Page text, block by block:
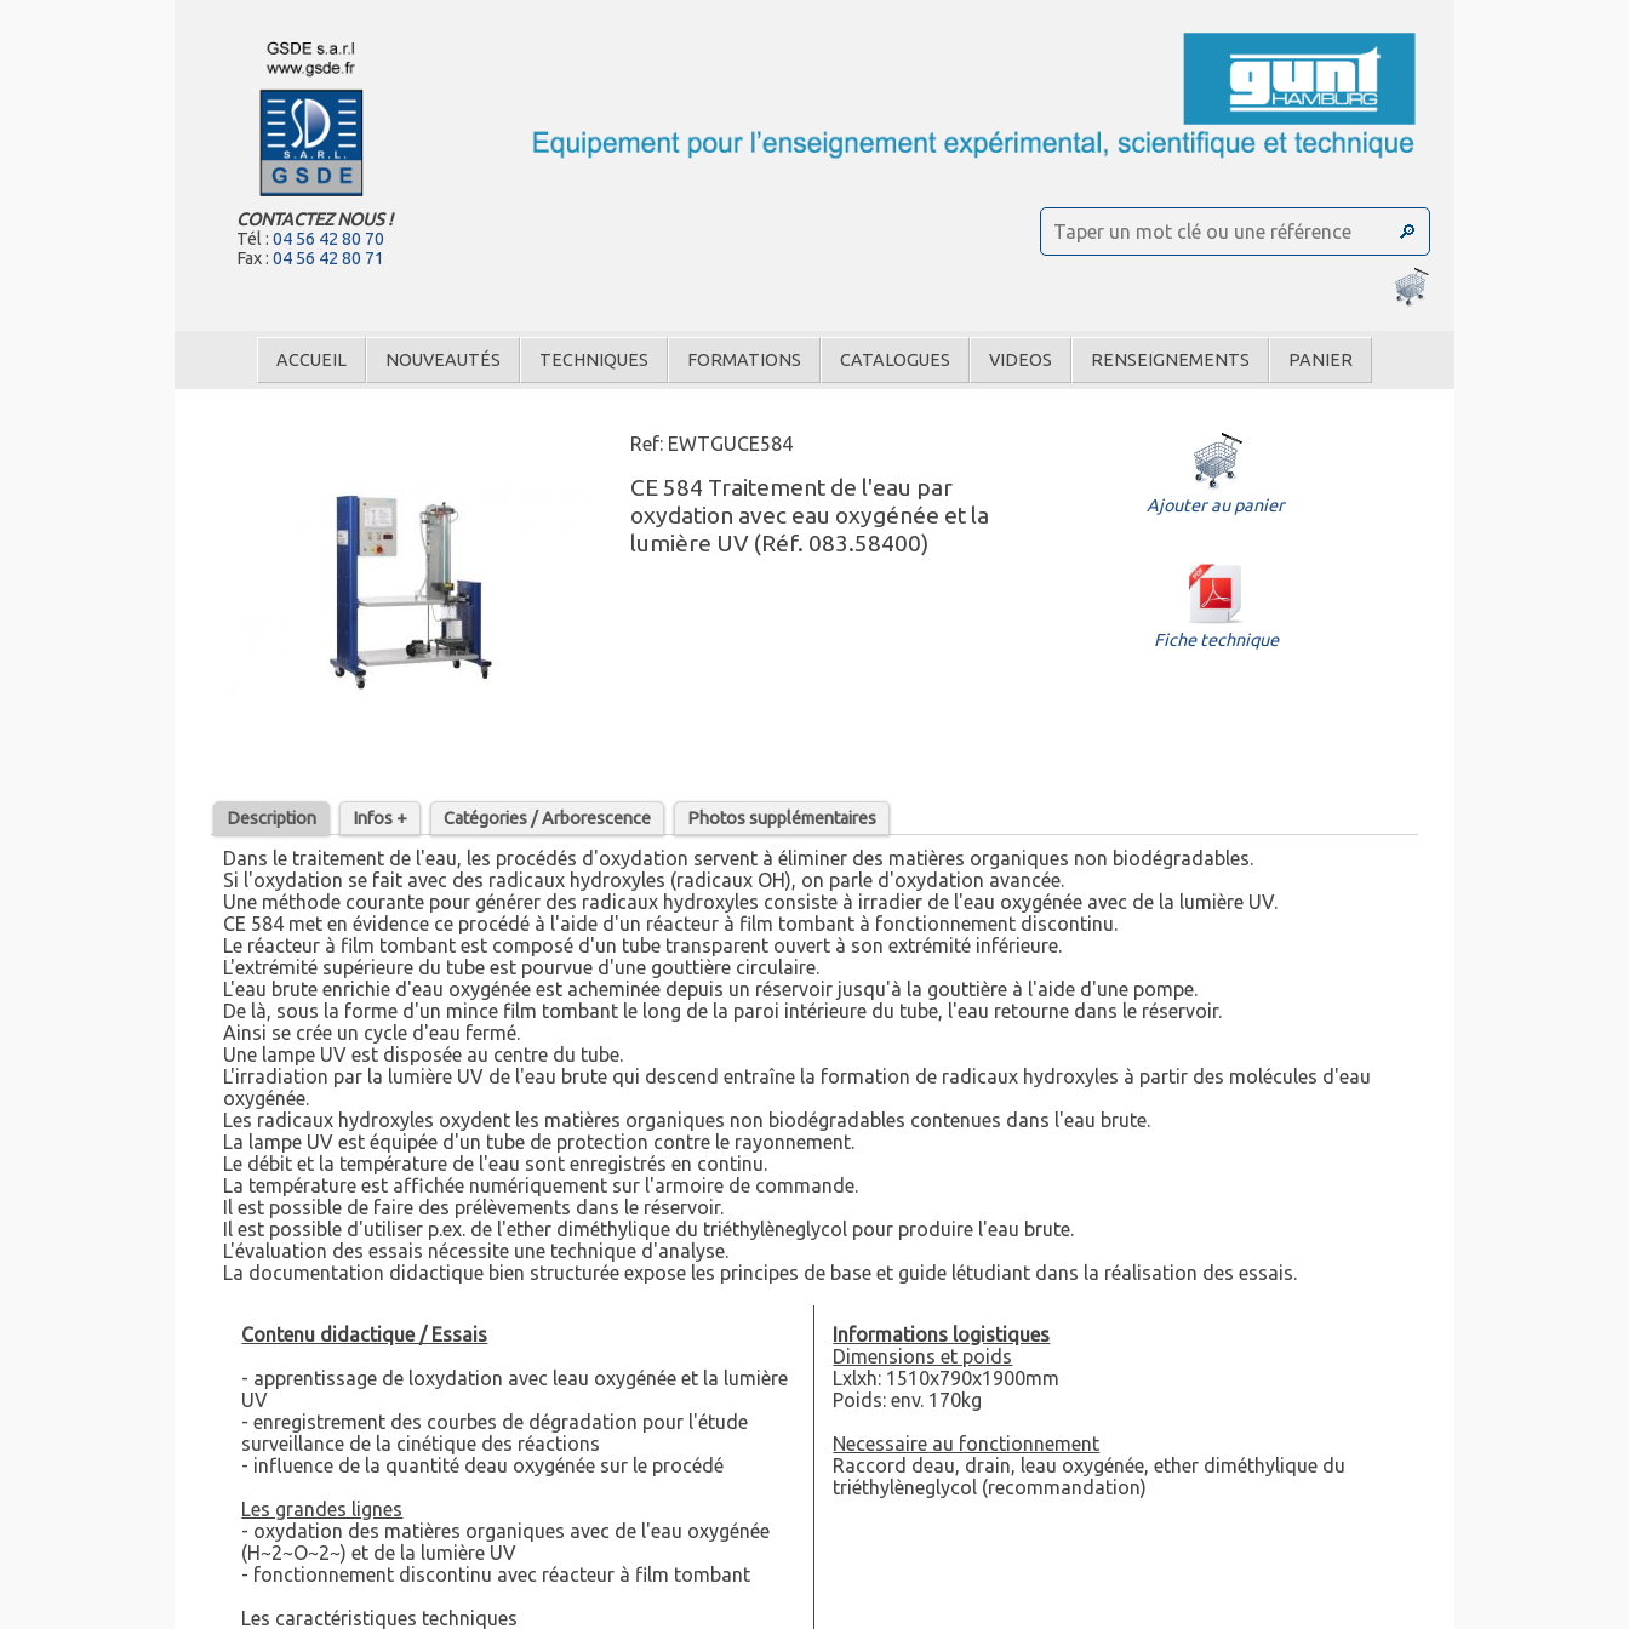
CONTACTEZ NOUS !
Tél : 04 56 42 80 70
Fax : 04 56 42 80 71
ACCUEIL NOUVEAUTÉS TECHNIQUES FORMATIONS CATALOGUES VIDEOS RENSEIGNEMENTS PANIER
Ref: EWTGUCE584
CE 584 Traitement de l'eau par
oxydation avec eau oxygénée et la
lumière UV (Réf. 083.58400)
Ajouter au panier
Fiche technique
Description Infos + Catégories / Arborescence Photos supplémentaires
Dans le traitement de l'eau, les procédés d'oxydation servent à éliminer des matières organiques non biodégradables.
Si l'oxydation se fait avec des radicaux hydroxyles (radicaux OH), on parle d'oxydation avancée.
Une méthode courante pour générer des radicaux hydroxyles consiste à irradier de l'eau oxygénée avec de la lumière UV.
CE 584 met en évidence ce procédé à l'aide d'un réacteur à film tombant à fonctionnement discontinu.
Le réacteur à film tombant est composé d'un tube transparent ouvert à son extrémité inférieure.
L'extrémité supérieure du tube est pourvue d'une gouttière circulaire.
L'eau brute enrichie d'eau oxygénée est acheminée depuis un réservoir jusqu'à la gouttière à l'aide d'une pompe.
De là, sous la forme d'un mince film tombant le long de la paroi intérieure du tube, l'eau retourne dans le réservoir.
Ainsi se crée un cycle d'eau fermé.
Une lampe UV est disposée au centre du tube.
L'irradiation par la lumière UV de l'eau brute qui descend entraîne la formation de radicaux hydroxyles à partir des molécules d'eau
oxygénée.
Les radicaux hydroxyles oxydent les matières organiques non biodégradables contenues dans l'eau brute.
La lampe UV est équipée d'un tube de protection contre le rayonnement.
Le débit et la température de l'eau sont enregistrés en continu.
La température est affichée numériquement sur l'armoire de commande.
Il est possible de faire des prélèvements dans le réservoir.
Il est possible d'utiliser p.ex. de l'ether diméthylique du triéthylèneglycol pour produire l'eau brute.
L'évaluation des essais nécessite une technique d'analyse.
La documentation didactique bien structurée expose les principes de base et guide létudiant dans la réalisation des essais.
Contenu didactique / Essais
- apprentissage de loxydation avec leau oxygénée et la lumière
UV
- enregistrement des courbes de dégradation pour l'étude
surveillance de la cinétique des réactions
- influence de la quantité deau oxygénée sur le procédé
Les grandes lignes
- oxydation des matières organiques avec de l'eau oxygénée
(H~2~O~2~) et de la lumière UV
- fonctionnement discontinu avec réacteur à film tombant
Les caractéristiques techniques
Informations logistiques
Dimensions et poids
Lxlxh: 1510x790x1900mm
Poids: env. 170kg
Necessaire au fonctionnement
Raccord deau, drain, leau oxygénée, ether diméthylique du
triéthylèneglycol (recommandation)